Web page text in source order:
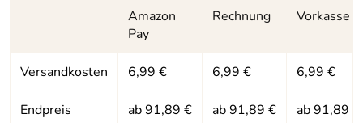
Amazon
Pay
Rechnung Vorkasse
Versandkosten 6,99 € 6,99 € 6,99 €
Endpreis ab 91,89 € ab 91,89 € ab 91,89 €